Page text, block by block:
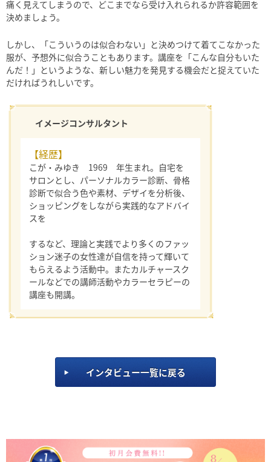
痛く見えてしまうので、どこまでなら受け入れられるか許容範囲を
決めましょう。
しかし、「こういうのは似合わない」と決めつけて着てこなかった
服が、予想外に似合うこともあります。講座を「こんな自分もいた
んだ！」というような、新しい魅力を発見する機会だと捉えていた
だければうれしいです。
イメージコンサルタント
【経歴】
こが・みゆき 1969 年生まれ。自宅を
サロンとし、パーソナルカラー診断、骨格
診断で似合う色や素材、デザイを分析後、
ショッピングをしながら実践的なアドバイ
スを
するなど、理論と実践でより多くのファッ
ション迷子の女性達が自信を持って輝いて
もらえるよう活動中。またカルチャースク
ールなどでの講師活動やカラーセラピーの
講座も開講。
インタビュー一覧に戻る